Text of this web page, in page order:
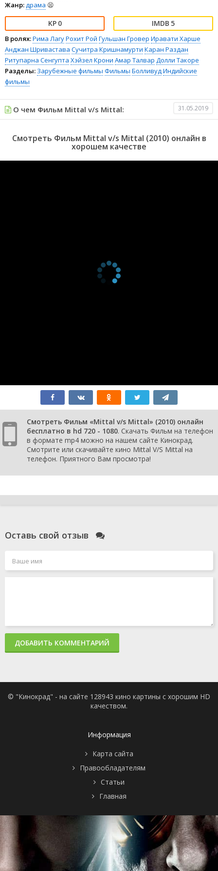
Жанр:драма 😫
0 5
В ролях:Рима ЛагуРохит Рой Гульшан Гровер Иравати Харше
Анджан Шривастава Сучитра Кришнамурти Каран Раздан
Ритупарна Сенгупта Хэйзел Крони Амар Талвар Долли Такоре
Разделы: Зарубежные фильмы Фильмы БолливудИндийские
фильмы
О чем Фильм Mittal v/s Mittal: 31.05.2019
Смотреть Фильм Mittal v/s Mittal (2010) онлайн в
хорошем качестве
Смотреть Фильм «Mittal v/s Mittal» (2010) онлайн
бесплатно в hd 720 - 1080. Скачать Фильм на телефон
в формате mp4 можно на нашем сайте Кинокрад.
Смотрите или скачивайте кино Mittal V/S Mittal на
телефон. Приятного Вам просмотра!
Оставь свой отзыв
ДОБАВИТЬ КОММЕНТАРИЙ
© "Кинокрад" - на сайте 128943 кино картины с хорошим HD
качеством.
Информация
Карта сайта
Правообладателям
Статьи
Главная